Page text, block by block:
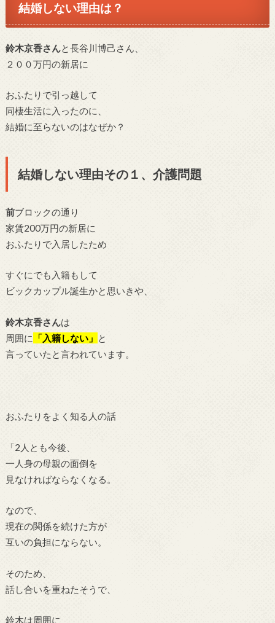
結婚しない理由は？
鈴木京香さん と長谷川博己さん、
２００万円の新居に
おふたりで引っ越して
同棲生活に入ったのに、
結婚に至らないのはなぜか？
結婚しない理由その１、介護問題
前ブロックの通り
家賃200万円の新居に
おふたりで入居したため
すぐにでも入籍もして
ビックカップル誕生かと思いきや、
鈴木京香さんは
周囲に
「入籍しない」 と
言っていたと言われています。
おふたりをよく知る人の話
「2人とも今後、
一人身の母親の面倒を
見なければならなくなる。
なので、
現在の関係を続けた方が
互いの負担にならない。
そのため、
話し合いを重ねたそうで、
鈴木は周囲に